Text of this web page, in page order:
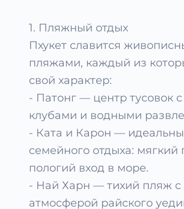
1. Пляжный отдых
Пхукет славится
пляжами, каждый из
свой характер:
- Патонг — центр тусовок
клубами и водными
- Ката и Карон —
семейного отдыха: мягкий
пологий вход в море.
- Най Харн — тихий пляж с
атмосферой райского